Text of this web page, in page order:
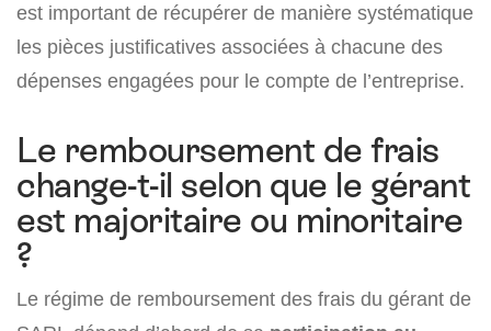
est important de récupérer de manière systématique
les pièces justificatives associées à chacune des
dépenses engagées pour le compte de l’entreprise.
Le remboursement de frais
change-t-il selon que le gérant
est majoritaire ou minoritaire
?
Le régime de remboursement des frais du gérant de